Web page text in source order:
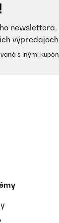
que al
horas en ella,
s inými